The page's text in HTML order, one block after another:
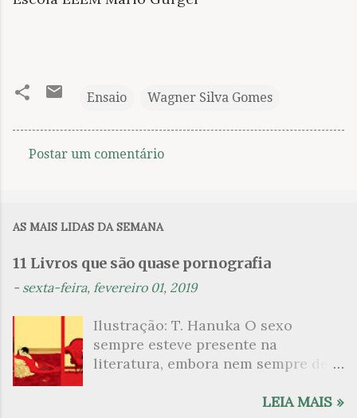
Ensaio Wagner Silva Gomes
n
t
i
o
Postar um comentário
AS MAIS LIDAS DA SEMANA
11 Livros que são quase pornografia
- sexta-feira, fevereiro 01, 2019
Ilustração: T. Hanuka O sexo
sempre esteve presente na
literatura, embora nem sempre de
que mergulharam em sua própria
LEIA MAIS »